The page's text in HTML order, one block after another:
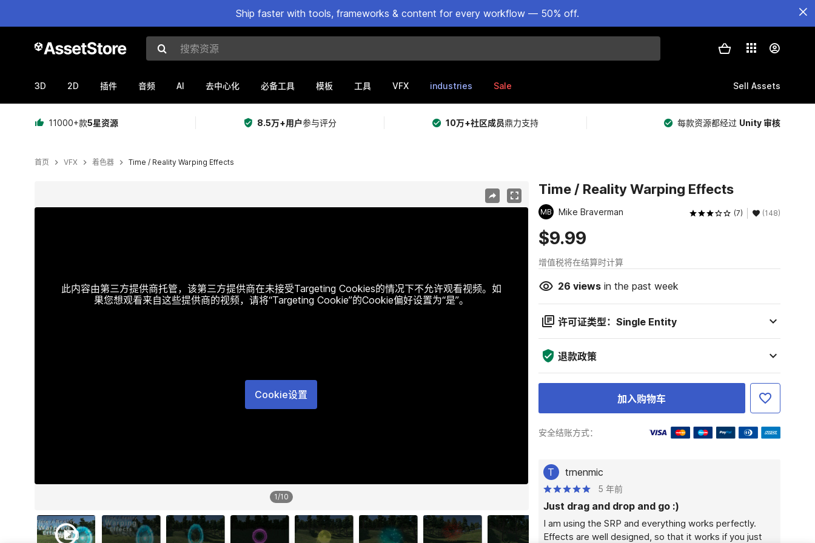
Ship faster with tools, frameworks & content for every workflow — 50% off.
搜索资源
3D 2D 插件 音频 AI 去中心化 必备工具 模板 工具 VFX industries Sale Sell Assets
11000+款5星资源 8.5万+用户参与评分 10万+社区成员鼎力支持 每款资源都经过 Unity 审核
首页 VFX 着色器 Time / Reality Warping Effects
此内容由第三方提供商托管，该第三方提供商在未接受Targeting Cookies的情况下不允许观看视频。如
果您想观看来自这些提供商的视频，请将“Targeting Cookie”的Cookie偏好设置为“是”。
Cookie设置
1/10
Time / Reality Warping Effects
MB Mike Braverman (7) (148)
$9.99
增值税将在结算时计算
26 viewsin the past week
许可证类型：Single Entity
退款政策
加入购物车
安全结账方式：
T trnenmic
5 年前
Just drag and drop and go :)
I am using the SRP and everything works perfectly.
Effects are well designed, so that it works if you just